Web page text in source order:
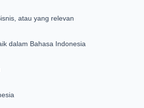
atau yang relevan
dalam Bahasa Indonesia